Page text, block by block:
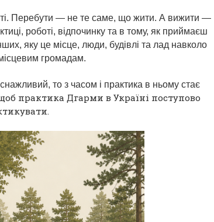
Перебути — не те саме, що жити. А вижити —
роботі, відпочинку та в тому, як приймаєш
яку це місце, люди, будівлі та лад навколо
громадам.
то з часом і практика в ньому стає
практика Дгарми в Україні поступово